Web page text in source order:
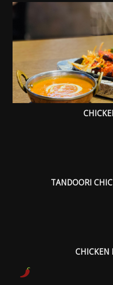
TANDOORI
CHICKEN